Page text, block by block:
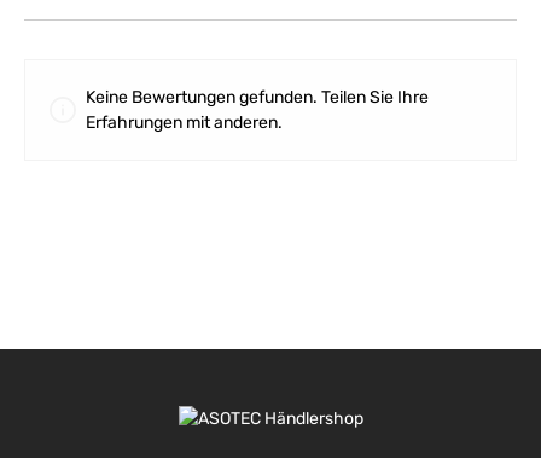
Keine Bewertungen gefunden. Teilen Sie Ihre
Erfahrungen mit anderen.